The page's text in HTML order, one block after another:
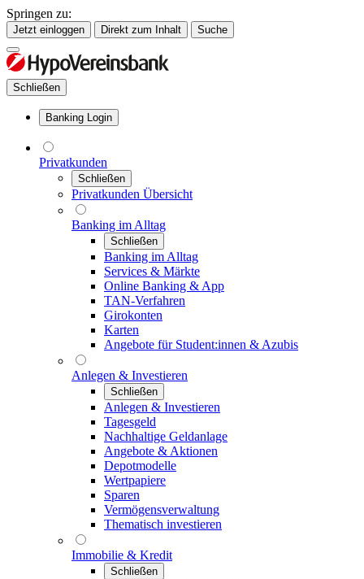
Springen zu:
Jetzt einloggen Direkt zum Inhalt Suche
Schließen
Banking Login
Privatkunden
Schließen
Privatkunden Übersicht
Banking im Alltag
Schließen
Banking im Alltag
Services & Märkte
Online Banking & App
TAN-Verfahren
Girokonten
Karten
Angebote für Student:innen & Azubis
Anlegen & Investieren
Schließen
Anlegen & Investieren
Tagesgeld
Nachhaltige Geldanlage
Angebote & Aktionen
Depotmodelle
Wertpapiere
Sparen
Vermögensverwaltung
Thematisch investieren
Immobilie & Kredit
Schließen